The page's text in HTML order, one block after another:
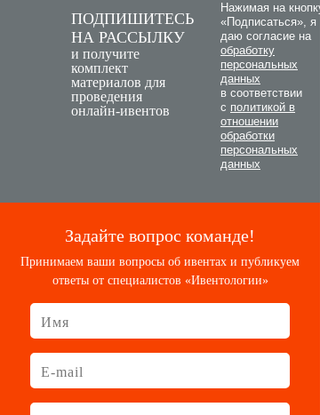
ПОДПИШИТЕСЬ
НА РАССЫЛКУ
и получите
комплект
материалов для
проведения
онлайн-ивентов
Нажимая на кнопку
«Подписаться», я
даю согласие на
обработку
персональных
данных
в соответствии
с политикой в
отношении
обработки
персональных
данных
Задайте вопрос команде!
Принимаем ваши вопросы об ивентах и публикуем
ответы от специалистов «Ивентологии»